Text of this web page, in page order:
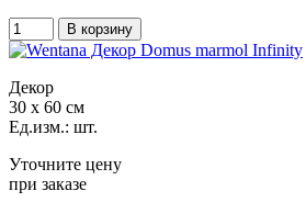
Декор
30 x 60 см
Ед.изм.: шт.
Уточните цену
при заказе